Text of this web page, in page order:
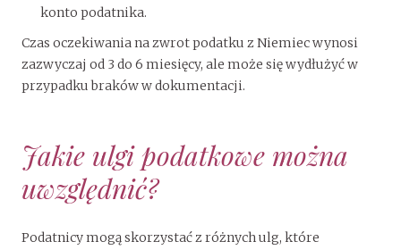
konto podatnika.
Czas oczekiwania na zwrot podatku z Niemiec wynosi
zazwyczaj od 3 do 6 miesięcy, ale może się wydłużyć w
przypadku braków w dokumentacji.
Jakie ulgi podatkowe można
uwzględnić?
Podatnicy mogą skorzystać z różnych ulg, które